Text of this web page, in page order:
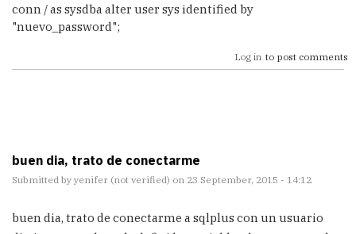
conn / as sysdba alter user sys identified by
"nuevo_password";
Log in to post comments
buen dia, trato de conectarme
Submitted by yenifer (not verified) on 23 September, 2015 - 14:12
buen dia, trato de conectarme a sqlplus con un usuario